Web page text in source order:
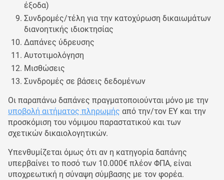
έξοδα)
Συνδρομές/τέλη για την κατοχύρωση δικαιωμάτων
διανοητικής ιδιοκτησίας
Δαπάνες ύδρευσης
Αυτοτιμολόγηση
Μισθώσεις
Συνδρομές σε βάσεις δεδομένων
Οι παραπάνω δαπάνες πραγματοποιούνται μόνο με την
υποβολή αιτήματος πληρωμής από την/τον ΕΥ και την
προσκόμιση του νόμιμου παραστατικού και των
σχετικών δικαιολογητικών.
Υπενθυμίζεται όμως ότι αν η κατηγορία δαπάνης
υπερβαίνει το ποσό των 10.000€ πλέον ΦΠΑ, είναι
υποχρεωτική η σύναψη σύμβασης με τον φορέα.